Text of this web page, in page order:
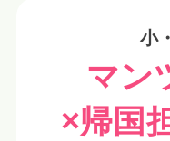
小
マン
×帰国